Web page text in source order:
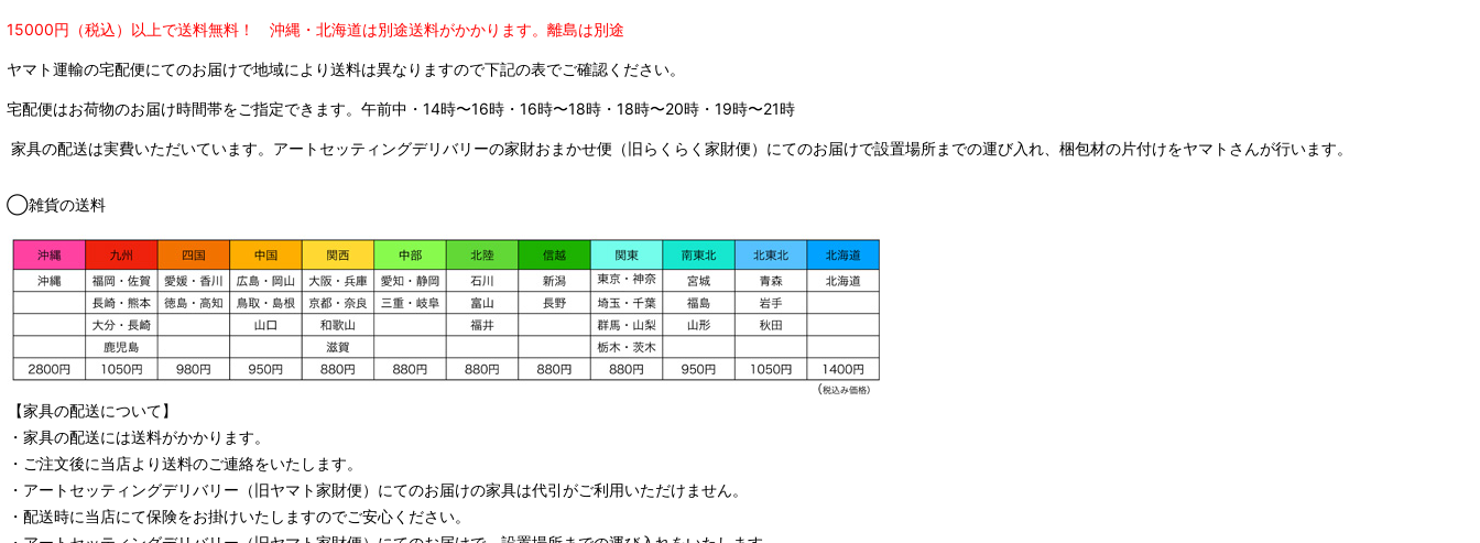
15000円（税込）以上で送料無料！ 沖縄・北海道は別途送料がかかります。 離島は別途
ヤマト運輸の宅配便にてのお届けで地域により送料は異なりますので下記の表でご確認ください。
宅配便はお荷物のお届け時間帯をご指定できます。 午前中・14時〜16時・16時〜18時・18時〜20時・19時〜21時
家具の配送は実費いただいています。アートセッティングデリバリーの家財おまかせ便（旧らくらく家財便）にてのお届けで設置場所までの運び入れ、梱包材の片付けをヤマトさんが行います。
◯雑貨の送料
【家具の配送について】
・家具の配送には送料がかかります。
・ご注文後に当店より送料のご連絡をいたします。
・ アートセッティングデリバリー （旧ヤマト家財便） にてのお届けの家具は代引がご利用いただけません。
・配送時に当店にて保険をお掛けいたしますのでご安心ください。